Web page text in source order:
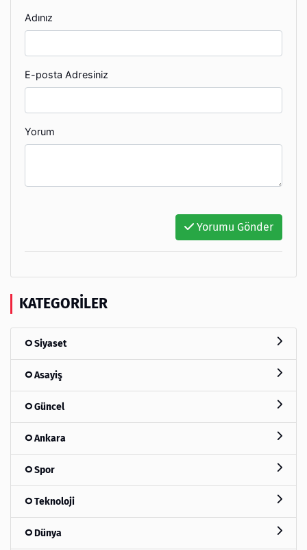
Adınız
E-posta Adresiniz
Yorum
Yorumu Gönder
KATEGORILER
Siyaset
Asayiş
Güncel
Ankara
Spor
Teknoloji
Dünya